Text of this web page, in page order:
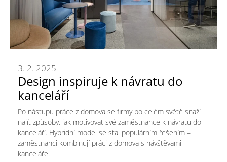
Design inspiruje k návratu do
kanceláří
3. 2. 2025
Po nástupu práce z domova se firmy po celém světě snaží
najít způsoby, jak motivovat své zaměstnance k návratu do
kanceláří. Hybridní model se stal populárním řešením –
zaměstnanci kombinují práci z domova s návštěvami
kanceláře.